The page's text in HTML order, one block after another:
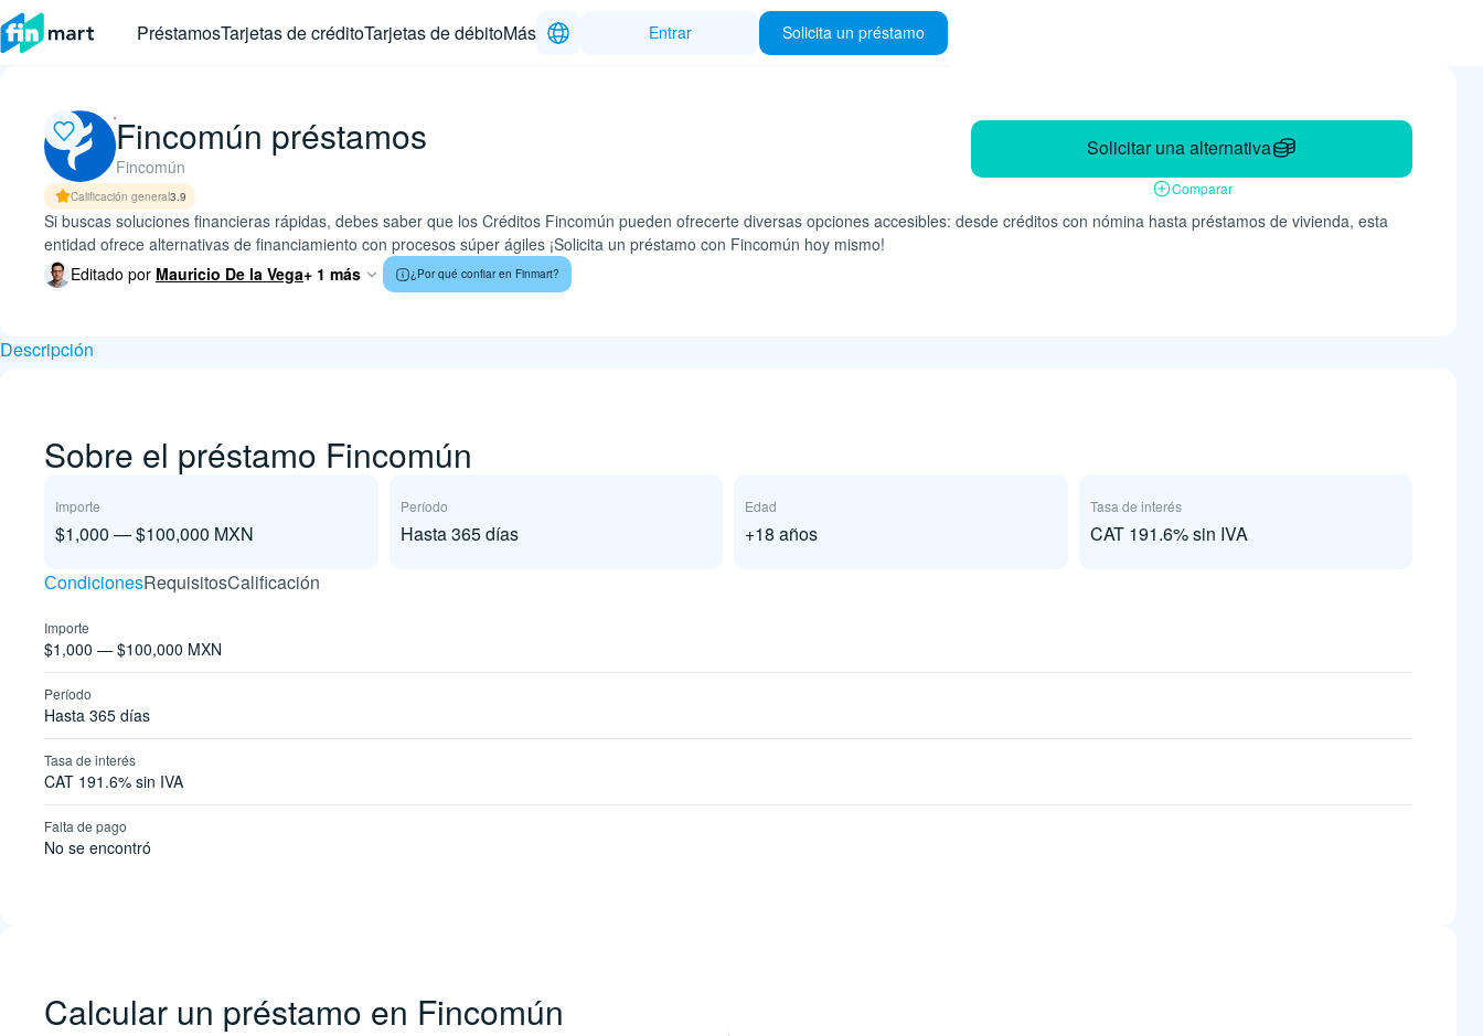
PréstamosTarjetas de créditoTarjetas de débitoMás Entrar Solicita un préstamo
Fincomún préstamos
Fincomún
Calificación general3.9
Solicitar una alternativa
Comparar
Si buscas soluciones financieras rápidas, debes saber que los Créditos Fincomún pueden ofrecerte diversas opciones accesibles: desde créditos con nómina hasta préstamos de vivienda, esta
entidad ofrece alternativas de financiamiento con procesos súper ágiles ¡Solicita un préstamo con Fincomún hoy mismo!
Editado por Mauricio De la Vega+ 1 más ¿Por qué confiar en Finmart?
Descripción
Sobre el préstamo Fincomún
Importe
$1,000 — $100,000 MXN
Período
Hasta 365 días
Edad
+18 años
Tasa de interés
CAT 191.6% sin IVA
СondicionesRequisitosCalificación
Importe
$1,000 — $100,000 MXN
Período
Hasta 365 días
Tasa de interés
CAT 191.6% sin IVA
Falta de pago
No se encontró
Calcular un préstamo en Fincomún